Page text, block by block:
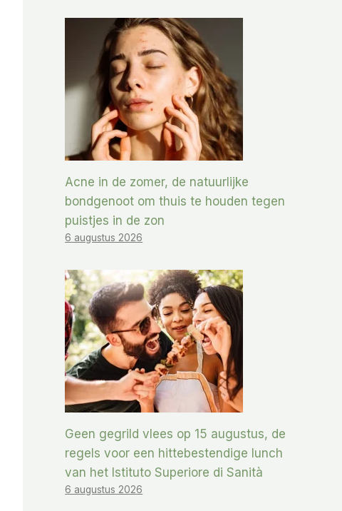
Acne in de zomer, de natuurlijke
bondgenoot om thuis te houden tegen
puistjes in de zon
6 augustus 2026
Geen gegrild vlees op 15 augustus, de
regels voor een hittebestendige lunch
van het Istituto Superiore di Sanità
6 augustus 2026